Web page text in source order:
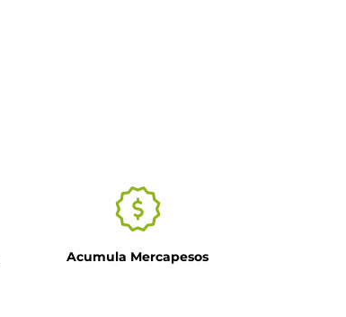
Acumula Mercapesos